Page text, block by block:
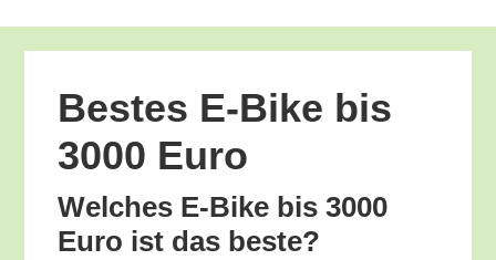
Bes­tes E‑Bike bis
3000 Euro
Wel­ches E‑Bike bis 3000
Euro ist das beste?